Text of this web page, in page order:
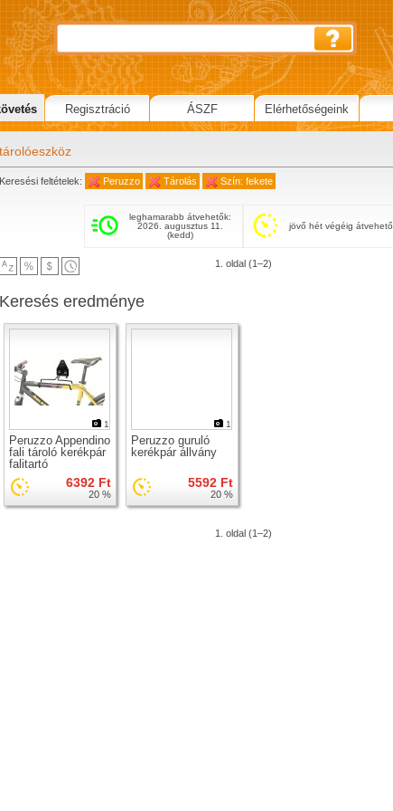
tárolóeszköz
Keresési feltételek: Peruzzo Tárolás Szín: fekete
leghamarabb átvehetők:
2026. augusztus 11.
(kedd)
jövő hét végéig átvehető
1. oldal (1–2)
Keresés eredménye
1
Peruzzo Appendino
fali tároló kerékpár
falitartó
6392 Ft
20 %
1
Peruzzo guruló
kerékpár állvány
5592 Ft
20 %
1. oldal (1–2)
Regisztráció ÁSZF Elérhetőségeink